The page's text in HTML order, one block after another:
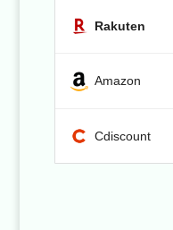
Rakuten
Amazon
Cdiscount